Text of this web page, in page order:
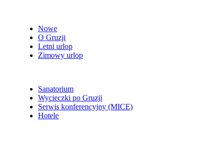
Nowe
O Gruzji
Letni urlop
Zimowy urlop
Sanatorium
Wycieczki po Gruzji
Serwis konferencyjny (MICE)
Hotele